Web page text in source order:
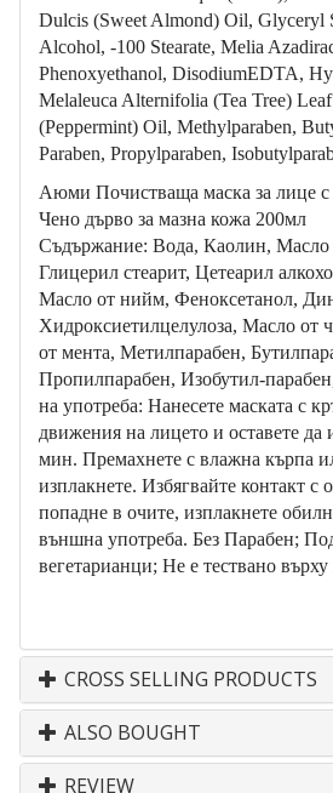
Dulcis (Sweet Almond) Oil, Glyceryl
Alcohol, -100 Stearate, Melia
Phenoxyethanol, DisodiumEDTA,
Melaleuca Alternifolia (Tea Tree)
(Peppermint) Oil, Methylparaben,
Paraben, Propylparaben,
Аюми Пoчистваща маска за лице
Чено дърво за мазна кожа 200мл
Съдържание: Вода, Каолин, Масло
Глицерил стеарит, Цетеарил
Масло от нийм, Феноксетанол,
Хидроксиетилцелулоза, Масло от
от мента, Метилпарабен,
Пропилпарабен, Изобутил-
на употреба: Нанесете маската с
движения на лицето и оставете да
мин. Премахнете с влажна кърпа
изплакнете. Избягвайте контакт с
попадне в очите, изплакнете
външна употреба. Без Парабен;
вегетарианци; Не е тествано
CROSS SELLING PRODUCTS
ALSO BOUGHT
REVIEW